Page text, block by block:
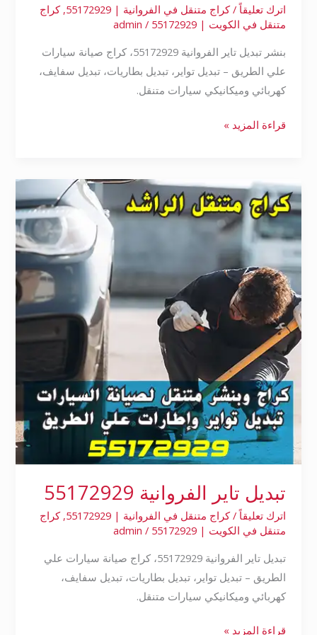
اترك تعليقاً /كراج متنقل في الفروانية | 55172929 ,كراج
متنقل في الكويت | 55172929
/
admin
بنشر تبديل تاير الفروانية 55172929، كراج صيانة سيارات
علي الطريق – تبديل تواير، تبديل بطاريات، تبديل سفايف،
كهربائي وميكانيكي سيارات متنقل.
قراءة المزيد »
تبديل تاير الفروانية 55172929
اترك تعليقاً /كراج متنقل في الفروانية | 55172929 ,كراج
متنقل في الكويت | 55172929
/
admin
تبديل تاير الفروانية 55172929، كراج صيانة سيارات علي
الطريق – تبديل تواير، تبديل بطاريات، تبديل سفايف،
كهربائي وميكانيكي سيارات متنقل.
تبديل
تاير
الفروانية
55172929
قراءة المزيد »